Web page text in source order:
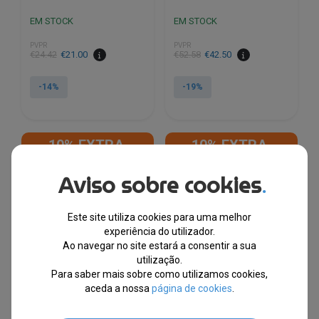
EM STOCK
PVPR
€24.42
O
original
€21.00
O
atual
-14%
EM STOCK
PVPR
€52.58
O
original
€42.50
O
atual
-19%
10% EXTRA, 10% EXTRA,
Aviso sobre cookies.
Este site utiliza cookies para uma melhor
experiência do utilizador.
Ao navegar no site estará a consentir a sua
utilização.
Para saber mais sobre como utilizamos cookies,
aceda a nossa página de cookies